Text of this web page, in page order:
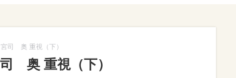
司 奥 重視（下）
奥 重視（下）